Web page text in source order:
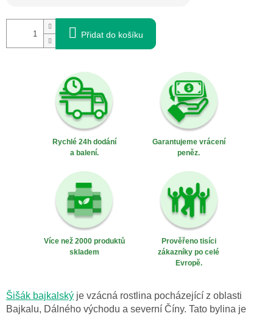
Přidat do košíku
Rychlé 24h dodání
a balení.
Garantujeme vrácení
peněz.
Více než 2000 produktů
skladem
Prověřeno tisíci
zákazníky po celé
Evropě.
Šišák bajkalský je vzácná rostlina pocházející z oblasti
Bajkalu, Dálného východu a severní Číny. Tato bylina je